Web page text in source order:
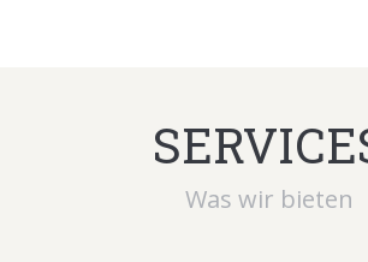
Was wir bieten